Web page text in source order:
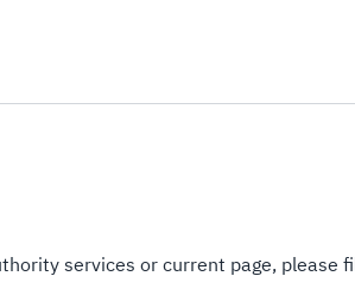
services or current page, please